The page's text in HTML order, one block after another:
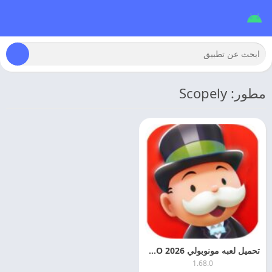
مطور: Scopely
تحميل لعبه مونوبولي 2026 MONOPOLY GO مهكره اخر تحديث
1.68.0